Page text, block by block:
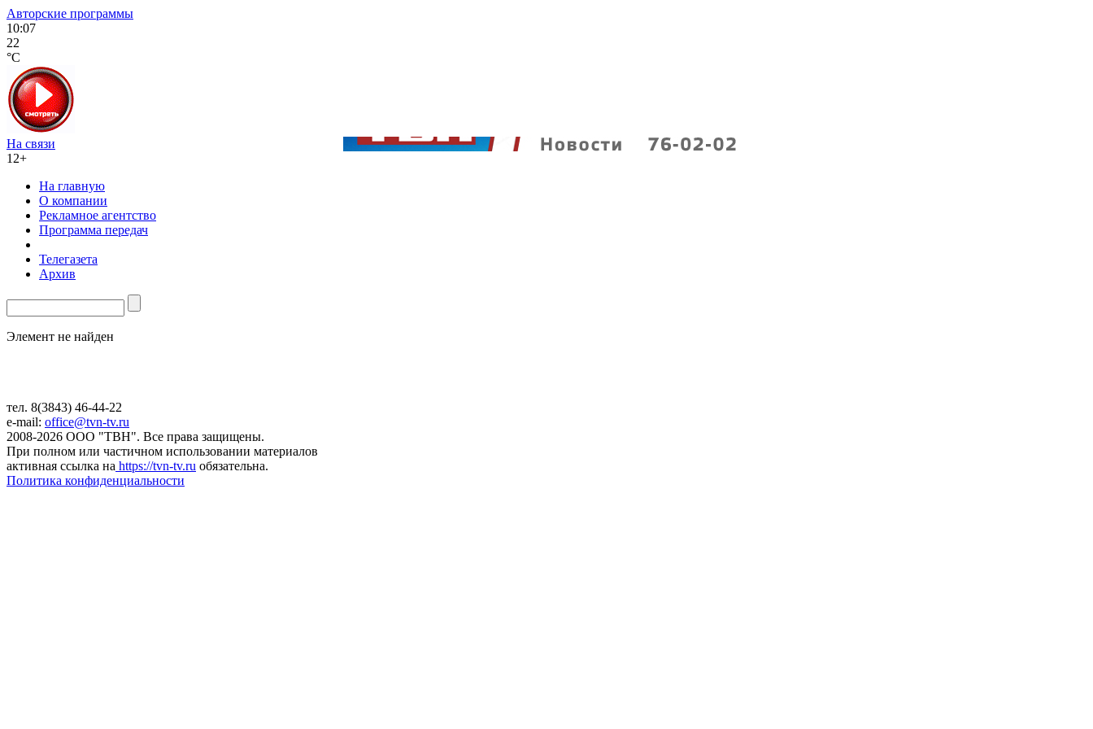
Авторские программы
10:07
22
°C
На связи
12+
На главную
О компании
Рекламное агентство
Программа передач
Телегазета
Архив
Элемент не найден
тел. 8(3843) 46-44-22
e-mail: office@tvn-tv.ru
2008-2026 ООО "ТВН". Все права защищены.
При полном или частичном использовании материалов
активная ссылка на https://tvn-tv.ru обязательна.
Политика конфиденциальности